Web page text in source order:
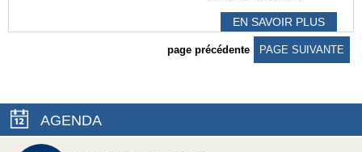
EN SAVOIR PLUS
page précédente PAGE SUIVANTE
AGENDA